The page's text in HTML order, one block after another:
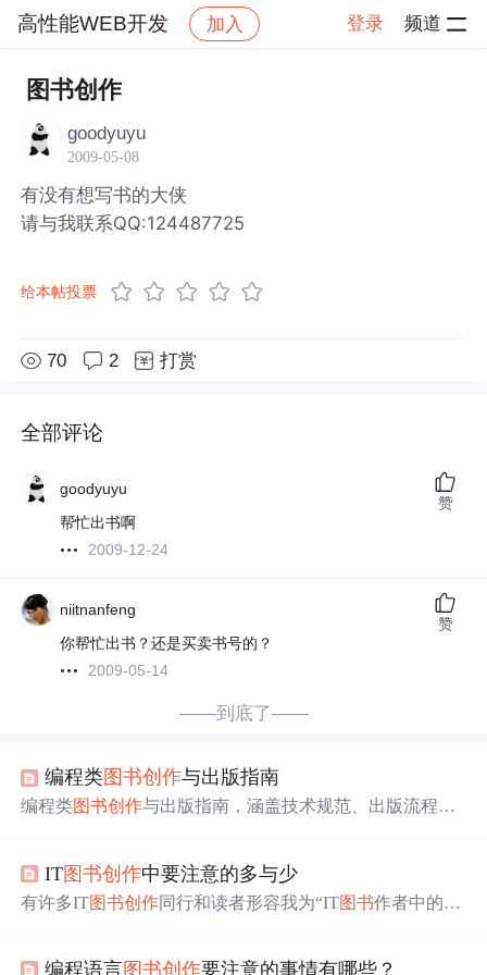
高性能WEB开发 加入 登录 频道
社区 高性能WEB开发
图书创作
goodyuyu
2009-05-08
有没有想写书的大侠
请与我联系QQ:124487725
给本帖投票
70 2 打赏
全部评论
goodyuyu
帮忙出书啊
2009-12-24
赞
niitnanfeng
你帮忙出书？还是买卖书号的？
2009-05-14
赞
——到底了——
编程类图书创作与出版指南
编程类图书创作与出版指南，涵盖技术规范、出版流程、
IT图书创作中要注意的多与少
有许多IT图书创作同行和读者形容我为“IT图书作者中的常
持！但就我个人十多年所创作的几十部图书 来说，绝大部
编程语言图书创作要注意的事情有哪些？